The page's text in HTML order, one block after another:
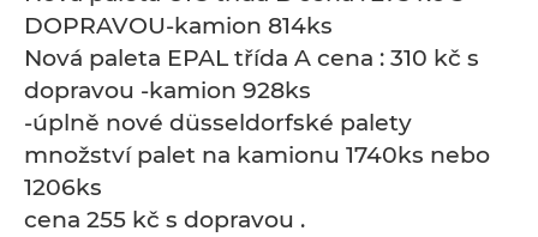
DOPRAVOU-kamion 814ks
Nová paleta EPAL třída A cena : 310 kč s
dopravou -kamion 928ks
-úplně nové düsseldorfské palety
množství palet na kamionu 1740ks nebo
1206ks
cena 255 kč s dopravou .